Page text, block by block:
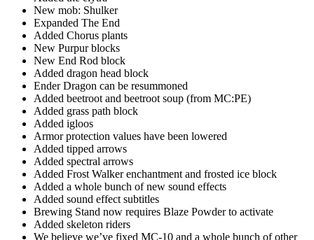
New mob: Shulker
Expanded The End
Added Chorus plants
New Purpur blocks
New End Rod block
Added dragon head block
Ender Dragon can be resummoned
Added beetroot and beetroot soup (from MC:PE)
Added grass path block
Added igloos
Armor protection values have been lowered
Added tipped arrows
Added spectral arrows
Added Frost Walker enchantment and frosted ice block
Added a whole bunch of new sound effects
Added sound effect subtitles
Brewing Stand now requires Blaze Powder to activate
Added skeleton riders
We believe we’ve fixed MC-10 and a whole bunch of other